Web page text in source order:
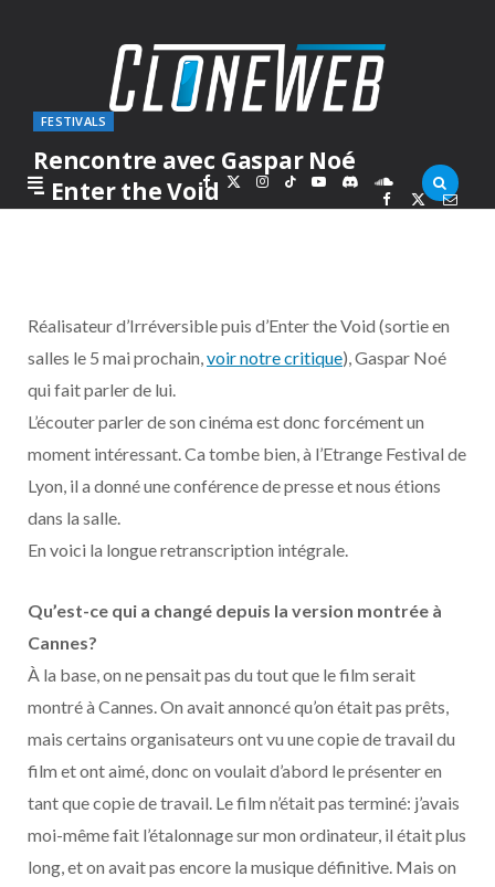
F
o
k
t
e
I
g
a
m
T Y
b
S
C
u
FESTIVALS
Rencontre avec Gaspar Noé
– Enter the Void
Réalisateur d’Irréversible puis d’Enter the Void (sortie en
salles le 5 mai prochain,voir notre critique), Gaspar Noé
qui fait parler de lui.
L’écouter parler de son cinéma est donc forcément un
moment intéressant. Ca tombe bien, à l’Etrange Festival de
Lyon, il a donné une conférence de presse et nous étions
dans la salle.
En voici la longue retranscription intégrale.
Qu’est-ce qui a changé depuis la version montrée à
Cannes?
À la base, on ne pensait pas du tout que le film serait
montré à Cannes. On avait annoncé qu’on était pas prêts,
mais certains organisateurs ont vu une copie de travail du
film et ont aimé, donc on voulait d’abord le présenter en
tant que copie de travail. Le film n’était pas terminé: j’avais
moi-même fait l’étalonnage sur mon ordinateur, il était plus
long, et on avait pas encore la musique définitive. Mais on